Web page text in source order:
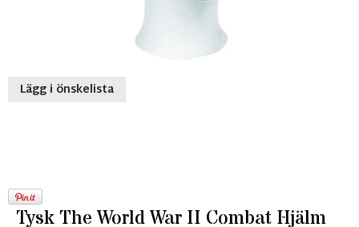
Lägg i önskelista
Tysk The World War II Combat Hjälm